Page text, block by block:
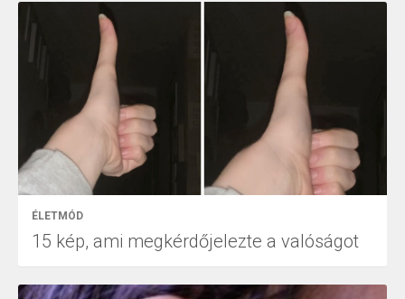
ÉLETMÓD
15 kép, ami megkérdőjelezte a valóságot